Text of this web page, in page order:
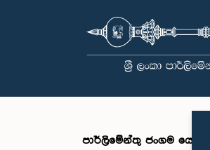
පාර්ලිමේන්තු ජංගම යෙදුම